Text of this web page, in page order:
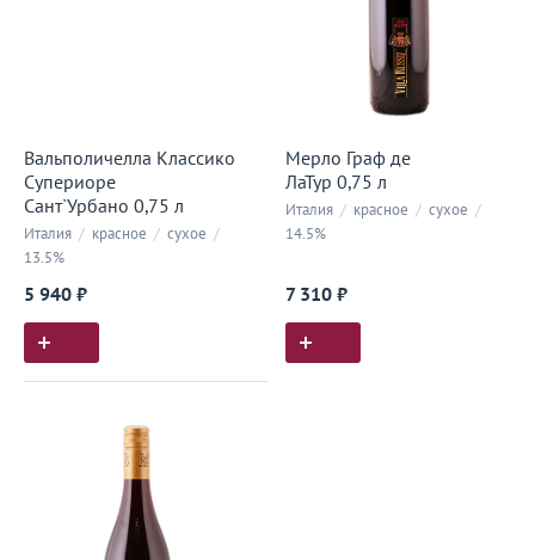
Вальполичелла Классико
Супериоре
Сант`Урбано 0,75 л
Италия / красное / сухое /
13.5%
5 940 ₽
Мерло Граф де
ЛаТур 0,75 л
Италия / красное / сухое /
14.5%
7 310 ₽